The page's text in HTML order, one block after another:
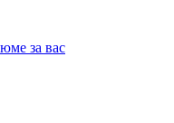
за вас